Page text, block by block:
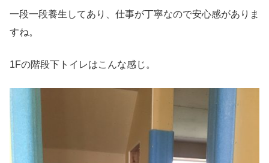
一段一段養生してあり、仕事が丁寧なので安心感がありま
すね。
1Fの階段下トイレはこんな感じ。